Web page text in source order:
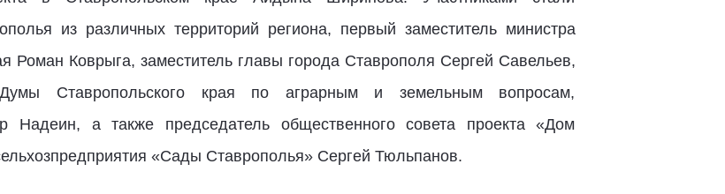
из различных территорий региона, первый заместитель министра
Роман Коврыга, заместитель главы города Ставрополя Сергей Савельев,
Думы Ставропольского края по аграрным и земельным вопросам,
Надеин, а также председатель общественного совета проекта «Дом
«Сады Ставрополья» Сергей Тюльпанов.